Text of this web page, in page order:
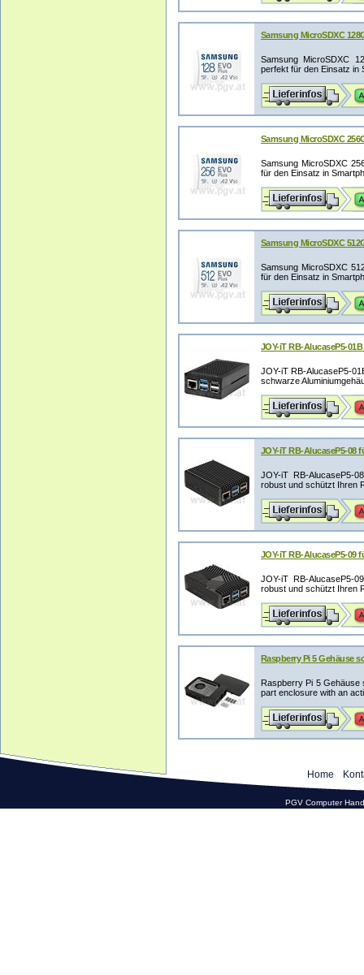
Samsung MicroSDXC
Samsung MicroSDXC
perfekt für den Einsatz in
Samsung MicroSDXC
Samsung MicroSDXC
für den Einsatz in
Samsung MicroSDXC
Samsung MicroSDXC
für den Einsatz in
JOY-iT RB-AlucaseP5-
JOY-iT RB-AlucaseP5-
schwarze
JOY-iT RB-AlucaseP5-08
JOY-iT RB-AlucaseP5-
robust und schützt Ihren
JOY-iT RB-AlucaseP5-09
JOY-iT RB-AlucaseP5-
robust und schützt Ihren
Raspberry Pi 5 Gehäuse
Raspberry Pi 5
part enclosure with an
Home
PGV Computer